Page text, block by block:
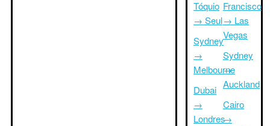
Tóquio
→ Seul
Sydney
→
Melbourne
Dubai
→
Londres
Francisco
→ Las
Vegas
Sydney
→
Auckland
Cairo
→